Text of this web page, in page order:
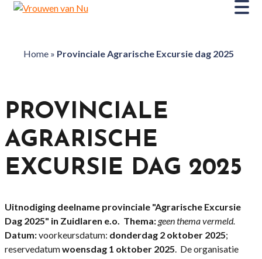
Home» Provinciale Agrarische Excursie dag 2025
PROVINCIALE
AGRARISCHE
EXCURSIE DAG 2025
Uitnodiging deelname provinciale "Agrarische Excursie
Dag 2025" in Zuidlaren e.o. Thema:geen thema vermeld.
Datum:voorkeursdatum: donderdag 2 oktober 2025;
reservedatumwoensdag 1 oktober 2025. De organisatie